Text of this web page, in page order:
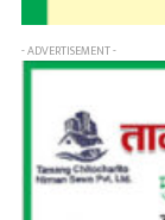
- ADVERTISEMENT -